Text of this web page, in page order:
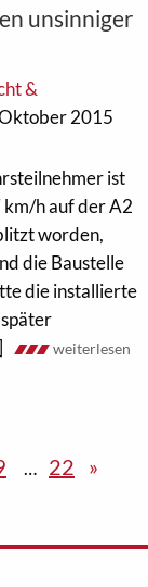
unsinniger
&
2015
ist
h auf der A2
worden,
die Baustelle
die installierte
weiterlesen
… 22 »